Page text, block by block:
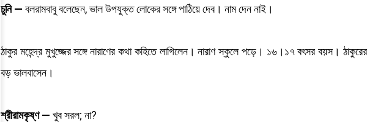
চুনি — বলরামবাবু বলেছেন, ভাল উপযুক্ত লোকের সঙ্গে পাঠিয়ে দেব। নাম দেন নাই।
ঠাকুর মহেন্দ্র মুখুজ্জের সঙ্গে নারাণের কথা কহিতে লাগিলেন। নারাণ স্কুলে পড়ে। ১৬।১৭ বৎসর বয়স।
বড় ভালবাসেন।
শ্রীরামকৃষ্ণ — খুব সরল; না?